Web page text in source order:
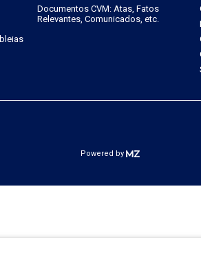
Documentos CVM: Atas, Fatos
Relevantes, Comunicados, etc.
Powered by